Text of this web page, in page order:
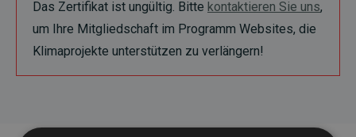
Das Zertifikat ist ungültig. Bitte kontaktieren Sie uns,
um Ihre Mitgliedschaft im Programm Websites, die
Klimaprojekte unterstützen zu verlängern!